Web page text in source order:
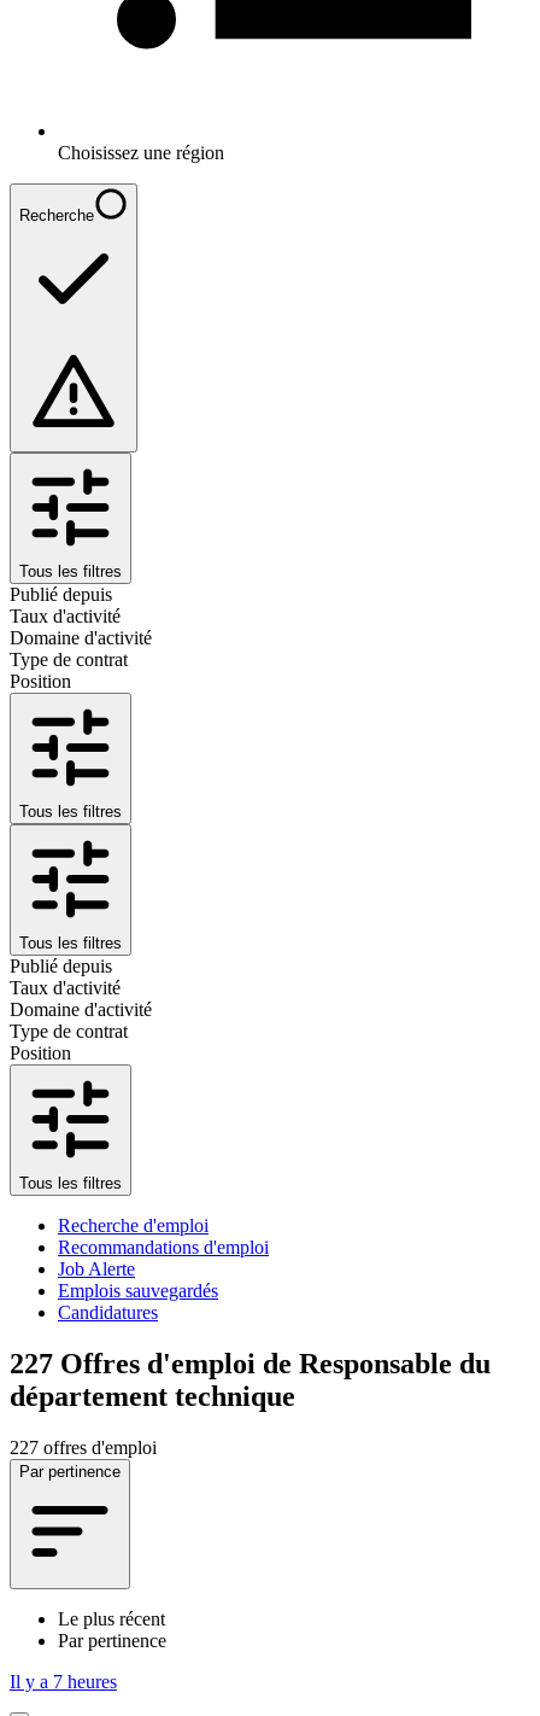
Choisissez une région
Recherche
Tous les filtres
Publié depuis
Taux d'activité
Domaine d'activité
Type de contrat
Position
Tous les filtres
Tous les filtres
Publié depuis
Taux d'activité
Domaine d'activité
Type de contrat
Position
Tous les filtres
Recherche d'emploi
Recommandations d'emploi
Job Alerte
Emplois sauvegardés
Candidatures
227 Offres d'emploi de Responsable du
département technique
227 offres d'emploi
Par pertinence
Le plus récent
Par pertinence
Il y a 7 heures